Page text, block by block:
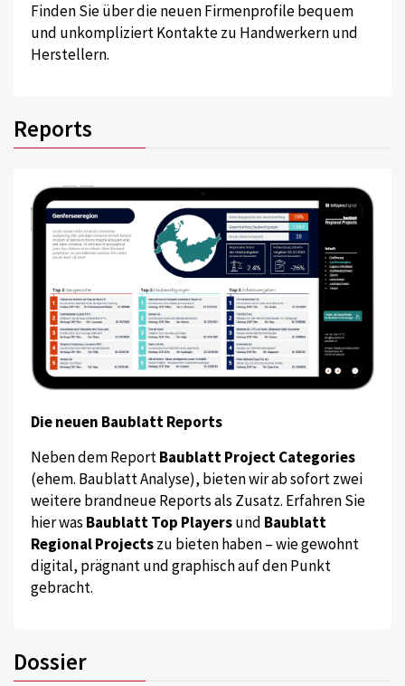
Finden Sie über die neuen Firmenprofile bequem
und unkompliziert Kontakte zu Handwerkern und
Herstellern.
Reports
Die neuen Baublatt Reports
Neben dem ReportBaublatt Project Categories
(ehem. Baublatt Analyse), bieten wir ab sofort zwei
weitere brandneue Reports als Zusatz. Erfahren Sie
hier was Baublatt Top Playersund Baublatt
Regional Projectszu bieten haben – wie gewohnt
digital, prägnant und graphisch auf den Punkt
gebracht.
Dossier